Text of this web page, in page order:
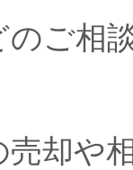
ご相
売却や